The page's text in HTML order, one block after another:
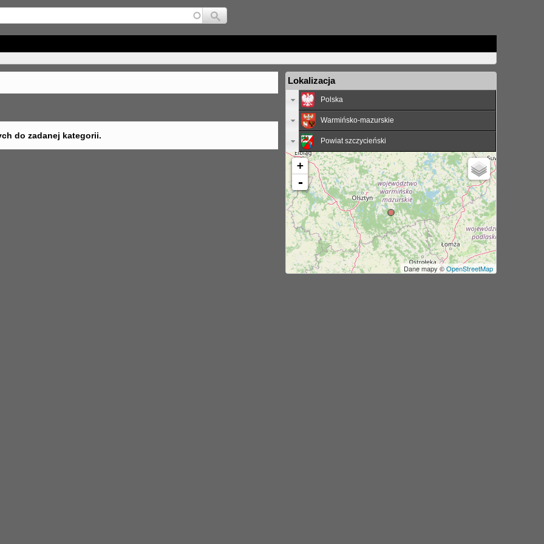
Jump to navigation
do zadanej kategorii.
Lokalizacja
Polska
Warmińsko-mazurskie
Powiat szczycieński
+
-
Dane mapy ©OpenStreetMap